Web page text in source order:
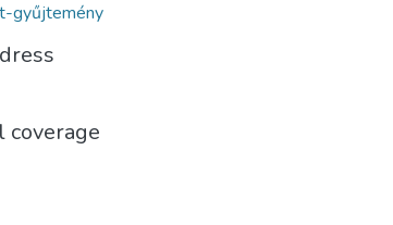
gyűjtemény
coverage